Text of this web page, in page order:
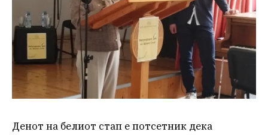
Денот на белиот стап е потсетник дека